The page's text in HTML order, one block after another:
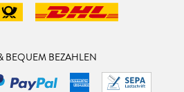
BEQUEM BEZAHLEN